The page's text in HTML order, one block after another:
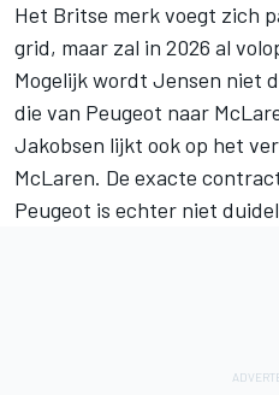
Het Britse merk voegt zich
grid, maar zal in 2026 al
Mogelijk wordt Jensen niet
die van Peugeot naar
Jakobsen lijkt ook op het
McLaren. De exacte
Peugeot is echter niet